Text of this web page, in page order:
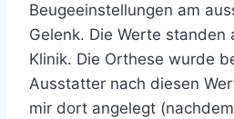
Beugeeinstellungen am
Gelenk. Die Werte standen
Klinik. Die Orthese wurde
Ausstatter nach diesen
mir dort angelegt